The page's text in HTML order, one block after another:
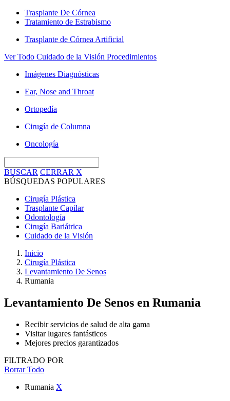
Trasplante De Córnea
Tratamiento de Estrabismo
Trasplante de Córnea Artificial
Ver Todo Cuidado de la Visión Procedimientos
Imágenes Diagnósticas
Ear, Nose and Throat
Ortopedía
Cirugía de Columna
Oncología
BUSCAR CERRAR X
BÚSQUEDAS POPULARES
Cirugía Plástica
Trasplante Capilar
Odontología
Cirugía Bariátrica
Cuidado de la Visión
Inicio
Cirugía Plástica
Levantamiento De Senos
Rumania
Levantamiento De Senos en Rumania
Recibir servicios de salud de alta gama
Visitar lugares fantásticos
Mejores precios garantizados
FILTRADO POR
Borrar Todo
Rumania X